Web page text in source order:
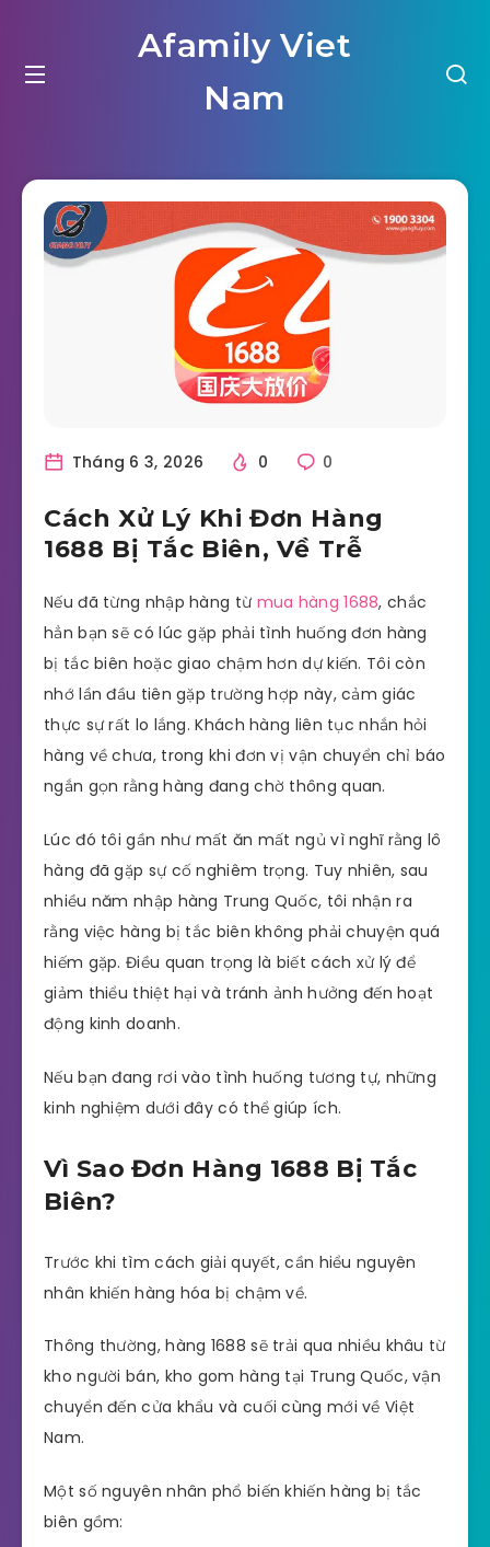
Afamily Viet
Nam
Tháng 6 3, 2026 0 0
Cách Xử Lý Khi Đơn Hàng
1688 Bị Tắc Biên, Về Trễ
Nếu đã từng nhập hàng từ mua hàng 1688, chắc
hẳn bạn sẽ có lúc gặp phải tình huống đơn hàng
bị tắc biên hoặc giao chậm hơn dự kiến. Tôi còn
nhớ lần đầu tiên gặp trường hợp này, cảm giác
thực sự rất lo lắng. Khách hàng liên tục nhắn hỏi
hàng về chưa, trong khi đơn vị vận chuyển chỉ báo
ngắn gọn rằng hàng đang chờ thông quan.
Lúc đó tôi gần như mất ăn mất ngủ vì nghĩ rằng lô
hàng đã gặp sự cố nghiêm trọng. Tuy nhiên, sau
nhiều năm nhập hàng Trung Quốc, tôi nhận ra
rằng việc hàng bị tắc biên không phải chuyện quá
hiếm gặp. Điều quan trọng là biết cách xử lý để
giảm thiểu thiệt hại và tránh ảnh hưởng đến hoạt
động kinh doanh.
Nếu bạn đang rơi vào tình huống tương tự, những
kinh nghiệm dưới đây có thể giúp ích.
Vì Sao Đơn Hàng 1688 Bị Tắc
Biên?
Trước khi tìm cách giải quyết, cần hiểu nguyên
nhân khiến hàng hóa bị chậm về.
Thông thường, hàng 1688 sẽ trải qua nhiều khâu từ
kho người bán, kho gom hàng tại Trung Quốc, vận
chuyển đến cửa khẩu và cuối cùng mới về Việt
Nam.
Một số nguyên nhân phổ biến khiến hàng bị tắc
biên gồm: